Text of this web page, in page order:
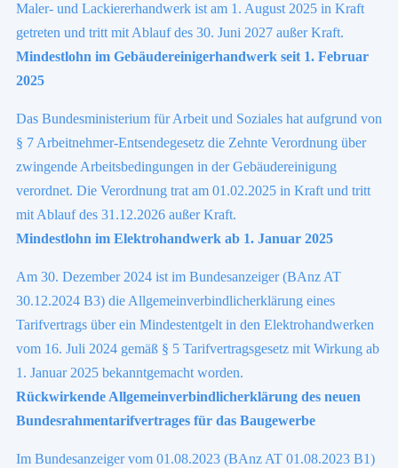
Maler- und Lackiererhandwerk ist am 1. August 2025 in Kraft
getreten und tritt mit Ablauf des 30. Juni 2027 außer Kraft.
Mindestlohn im Gebäudereinigerhandwerk seit 1. Februar
2025
Das Bundesministerium für Arbeit und Soziales hat aufgrund von
§ 7 Arbeitnehmer-Entsendegesetz die Zehnte Verordnung über
zwingende Arbeitsbedingungen in der Gebäudereinigung
verordnet. Die Verordnung trat am 01.02.2025 in Kraft und tritt
mit Ablauf des 31.12.2026 außer Kraft.
Mindestlohn im Elektrohandwerk ab 1. Januar 2025
Am 30. Dezember 2024 ist im Bundesanzeiger (BAnz AT
30.12.2024 B3) die Allgemeinverbindlicherklärung eines
Tarifvertrags über ein Mindestentgelt in den Elektrohandwerken
vom 16. Juli 2024 gemäß § 5 Tarifvertragsgesetz mit Wirkung ab
1. Januar 2025 bekanntgemacht worden.
Rückwirkende Allgemeinverbindlicherklärung des neuen
Bundesrahmentarifvertrages für das Baugewerbe
Im Bundesanzeiger vom 01.08.2023 (BAnz AT 01.08.2023 B1)